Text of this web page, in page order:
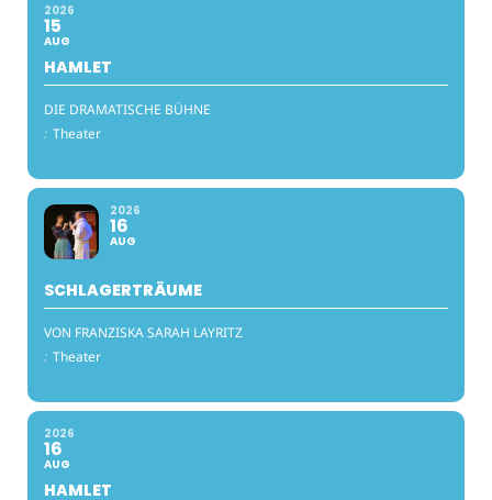
2026
15
AUG
HAMLET
DIE DRAMATISCHE BÜHNE
: Theater
2026
16
AUG
SCHLAGERTRÄUME
VON FRANZISKA SARAH LAYRITZ
: Theater
2026
16
AUG
HAMLET